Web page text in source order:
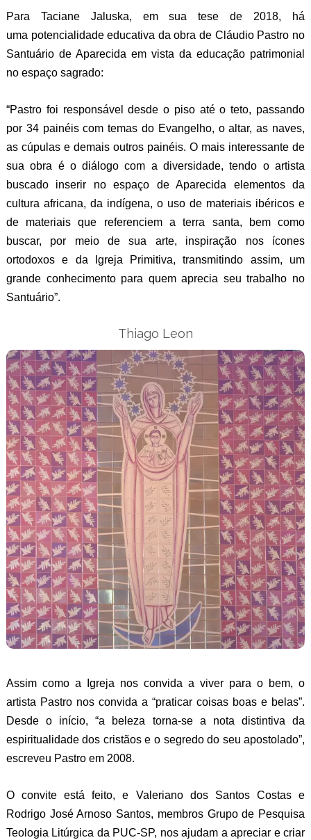
Para Taciane Jaluska, em sua tese de 2018, há
uma potencialidade educativa da obra de Cláudio Pastro no
Santuário de Aparecida em vista da educação patrimonial
no espaço sagrado:
“Pastro foi responsável desde o piso até o teto, passando
por 34 painéis com temas do Evangelho, o altar, as naves,
as cúpulas e demais outros painéis. O mais interessante de
sua obra é o diálogo com a diversidade, tendo o artista
buscado inserir no espaço de Aparecida elementos da
cultura africana, da indígena, o uso de materiais ibéricos e
de materiais que referenciem a terra santa, bem como
buscar, por meio de sua arte, inspiração nos ícones
ortodoxos e da Igreja Primitiva, transmitindo assim, um
grande conhecimento para quem aprecia seu trabalho no
Santuário”.
Thiago Leon
Assim como a Igreja nos convida a viver para o bem, o
artista Pastro nos convida a “praticar coisas boas e belas”.
Desde o início, “a beleza torna-se a nota distintiva da
espiritualidade dos cristãos e o segredo do seu apostolado”,
escreveu Pastro em 2008.
O convite está feito, e Valeriano dos Santos Costas e
Rodrigo José Arnoso Santos, membros Grupo de Pesquisa
Teologia Litúrgica da PUC-SP, nos ajudam a apreciar e criar